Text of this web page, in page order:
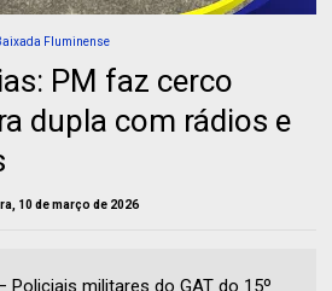
Fluminense
PM faz cerco
dupla com rádios e
10 de março de 2026
Policiais militares do GAT do 15º